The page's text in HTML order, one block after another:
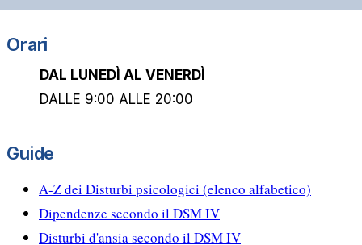
Orari
DAL LUNEDÌ AL VENERDÌ
DALLE 9:00 ALLE 20:00
Guide
A-Z dei Disturbi psicologici (elenco alfabetico)
Dipendenze secondo il DSM IV
Disturbi d'ansia secondo il DSM IV